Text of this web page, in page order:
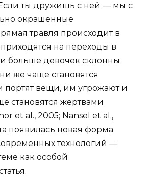
ты дружишь с ней — мы с
окрашенные
травля происходит в
на переходы в
больше девочек склонны
же чаще становятся
портят вещи, им угрожают и
становятся жертвами
et al., 2005; Nansel et al.,
появилась новая форма
технологий —
как особой